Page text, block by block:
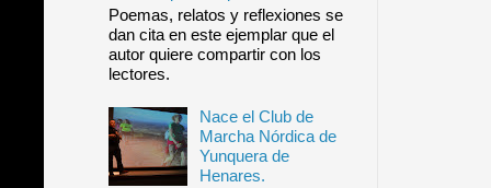
Poemas, relatos y reflexiones se
dan cita en este ejemplar que el
autor quiere compartir con los
lectores.
Nace el Club de
Marcha Nórdica de
Yunquera de
Henares.